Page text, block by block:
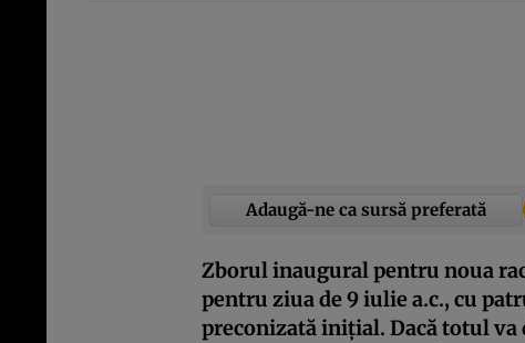
Adaugă-ne ca sursă preferată
Zborul inaugural pentru noua
pentru ziua de 9 iulie a.c., cu
preconizată inițial. Dacă totul